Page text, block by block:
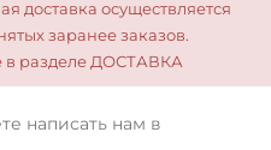
доставка осуществляется
заранее заказов.
в разделе ДОСТАВКА
написать нам в